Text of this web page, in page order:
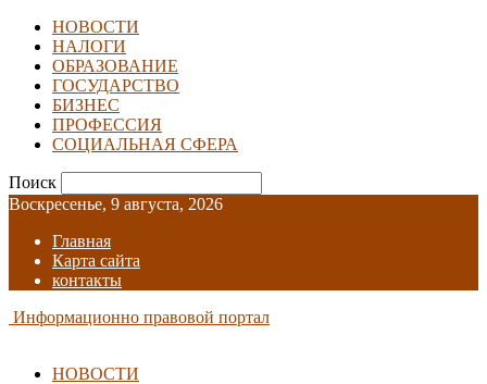
НОВОСТИ
НАЛОГИ
ОБРАЗОВАНИЕ
ГОСУДАРСТВО
БИЗНЕС
ПРОФЕССИЯ
СОЦИАЛЬНАЯ СФЕРА
Поиск
Воскресенье, 9 августа, 2026
Главная
Карта сайта
контакты
Информационно правовой портал
НОВОСТИ